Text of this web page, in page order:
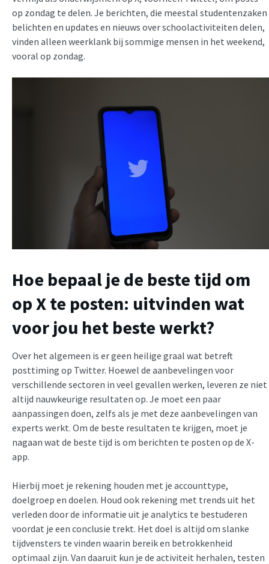
op zondag te delen. Je berichten, die meestal studentenzaken
belichten en updates en nieuws over schoolactiviteiten delen,
vinden alleen weerklank bij sommige mensen in het weekend,
vooral op zondag.
Hoe bepaal je de beste tijd om
op X te posten: uitvinden wat
voor jou het beste werkt?
Over het algemeen is er geen heilige graal wat betreft
posttiming op Twitter. Hoewel de aanbevelingen voor
verschillende sectoren in veel gevallen werken, leveren ze niet
altijd nauwkeurige resultaten op. Je moet een paar
aanpassingen doen, zelfs als je met deze aanbevelingen van
experts werkt. Om de beste resultaten te krijgen, moet je
nagaan wat de beste tijd is om berichten te posten op de X-
app.
Hierbij moet je rekening houden met je accounttype,
doelgroep en doelen. Houd ook rekening met trends uit het
verleden door de informatie uit je analytics te bestuderen
voordat je een conclusie trekt. Het doel is altijd om slanke
tijdvensters te vinden waarin bereik en betrokkenheid
optimaal zijn. Van daaruit kun je de activiteit herhalen, testen